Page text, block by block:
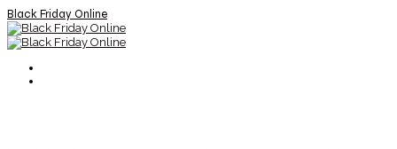
Black Friday Online